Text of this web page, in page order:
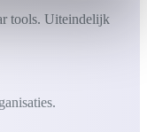
tools. Uiteindelijk